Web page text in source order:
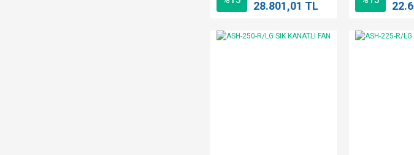
28.801,01 TL